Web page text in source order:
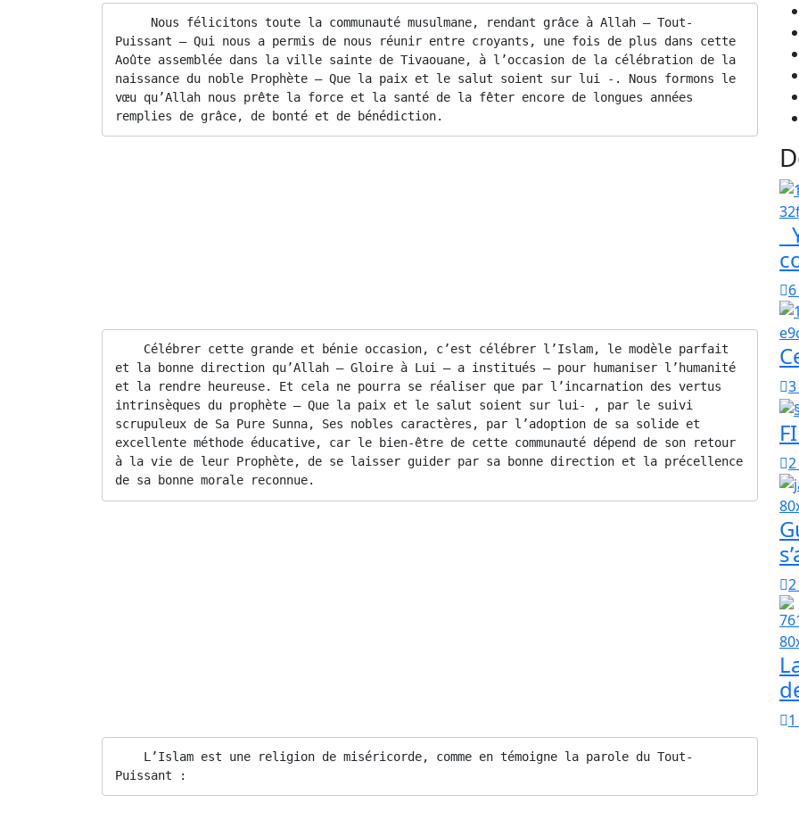
     Nous félicitons toute la communauté musulmane, rendant grâce à Allah – Tout-
Puissant – Qui nous a permis de nous réunir entre croyants, une fois de plus dans cette
Aoûte assemblée dans la ville sainte de Tivaouane, à l’occasion de la célébration de la
naissance du noble Prophète – Que la paix et le salut soient sur lui -. Nous formons le
vœu qu’Allah nous prête la force et la santé de la fêter encore de longues années
remplies de grâce, de bonté et de bénédiction.
    Célébrer cette grande et bénie occasion, c’est célébrer l’Islam, le modèle parfait
et la bonne direction qu’Allah – Gloire à Lui – a institués – pour humaniser l’humanité
et la rendre heureuse. Et cela ne pourra se réaliser que par l’incarnation des vertus
intrinsèques du prophète – Que la paix et le salut soient sur lui- , par le suivi
scrupuleux de Sa Pure Sunna, Ses nobles caractères, par l’adoption de sa solide et
excellente méthode éducative, car le bien-être de cette communauté dépend de son retour
à la vie de leur Prophète, de se laisser guider par sa bonne direction et la précellence
de sa bonne morale reconnue.
    L’Islam est une religion de miséricorde, comme en témoigne la parole du Tout-
Puissant :